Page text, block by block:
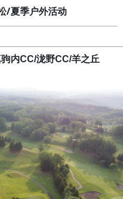
/夏季户外活动
内CC/泷野CC/羊之丘